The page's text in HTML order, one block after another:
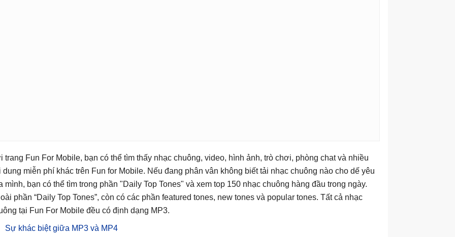
trang Fun For Mobile, bạn có thể tìm thấy nhạc chuông, video, hình ảnh, trò chơi, phòng chat và nhiều
dung miễn phí khác trên Fun for Mobile. Nếu đang phân vân không biết tải nhạc chuông nào cho dế yêu
mình, bạn có thể tìm trong phần "Daily Top Tones" và xem top 150 nhạc chuông hàng đầu trong ngày.
phần “Daily Top Tones”, còn có các phần featured tones, new tones và popular tones. Tất cả nhạc
tại Fun For Mobile đều có định dạng MP3.
Sự khác biệt giữa MP3 và MP4